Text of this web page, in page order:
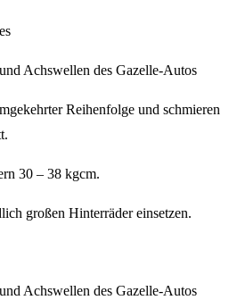
Reihenfolge und schmieren
30 – 38 kgcm.
großen Hinterräder einsetzen.